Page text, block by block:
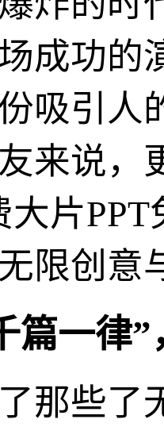
成功的
吸引人
来说，
大片
限创意
篇一律
那些了